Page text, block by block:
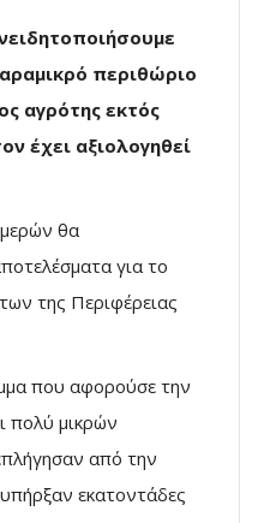
περιθώριο
αγρότης εκτός
έχει αξιολογηθεί
θα
για το
της Περιφέρειας
που αφορούσε την
πολύ μικρών
από την
εκατοντάδες